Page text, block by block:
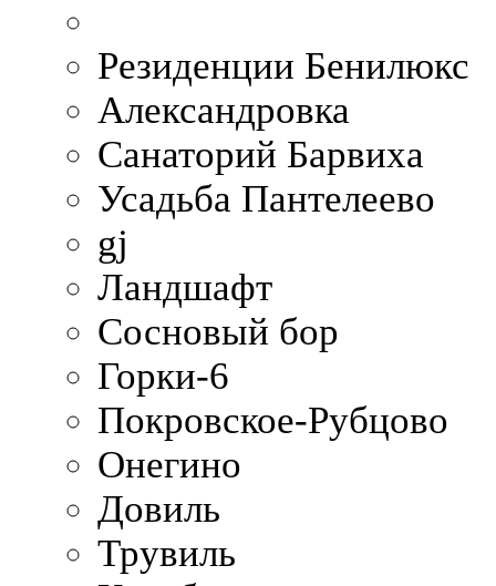
Резиденции Бенилюкс
Александровка
Санаторий Барвиха
Усадьба Пантелеево
gj
Ландшафт
Сосновый бор
Горки-6
Покровское-Рубцово
Онегино
Довиль
Трувиль